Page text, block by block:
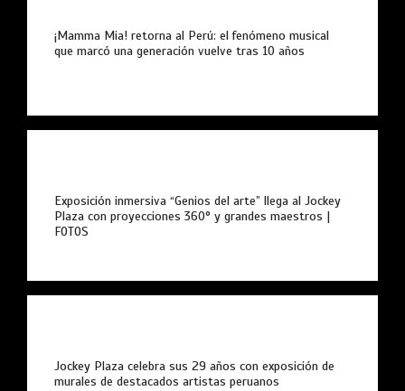
¡Mamma Mia! retorna al Perú: el fenómeno musical
que marcó una generación vuelve tras 10 años
Exposición inmersiva “Genios del arte” llega al Jockey
Plaza con proyecciones 360° y grandes maestros |
FOTOS
Jockey Plaza celebra sus 29 años con exposición de
murales de destacados artistas peruanos